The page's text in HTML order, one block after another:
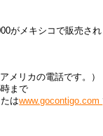
がメキシコで販売され
メリカの電話です。）
まで
はwww.gocontigo.com